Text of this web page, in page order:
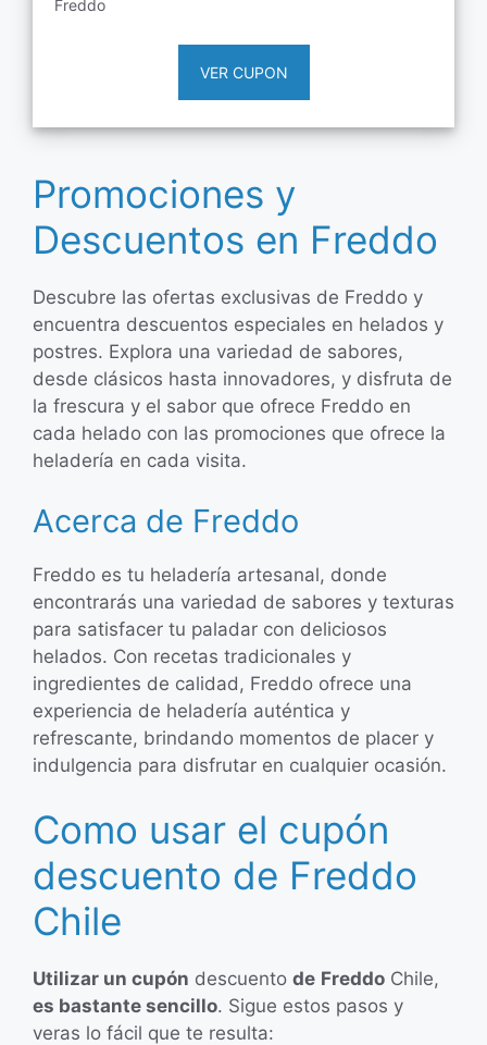
Freddo
VER CUPON
Promociones y
Descuentos en Freddo
Descubre las ofertas exclusivas de Freddo y
encuentra descuentos especiales en helados y
postres. Explora una variedad de sabores,
desde clásicos hasta innovadores, y disfruta de
la frescura y el sabor que ofrece Freddo en
cada helado con las promociones que ofrece la
heladería en cada visita.
Acerca de Freddo
Freddo es tu heladería artesanal, donde
encontrarás una variedad de sabores y texturas
para satisfacer tu paladar con deliciosos
helados. Con recetas tradicionales y
ingredientes de calidad, Freddo ofrece una
experiencia de heladería auténtica y
refrescante, brindando momentos de placer y
indulgencia para disfrutar en cualquier ocasión.
Como usar el cupón
descuento de Freddo
Chile
Utilizar un cupón descuento de Freddo Chile,
es bastante sencillo. Sigue estos pasos y
veras lo fácil que te resulta: